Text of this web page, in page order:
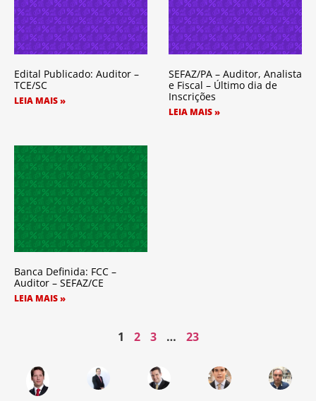
Edital Publicado: Auditor –
TCE/SC
LEIA MAIS »
SEFAZ/PA – Auditor, Analista
e Fiscal – Último dia de
Inscrições
LEIA MAIS »
Banca Definida: FCC –
Auditor – SEFAZ/CE
LEIA MAIS »
1 2 3 … 23